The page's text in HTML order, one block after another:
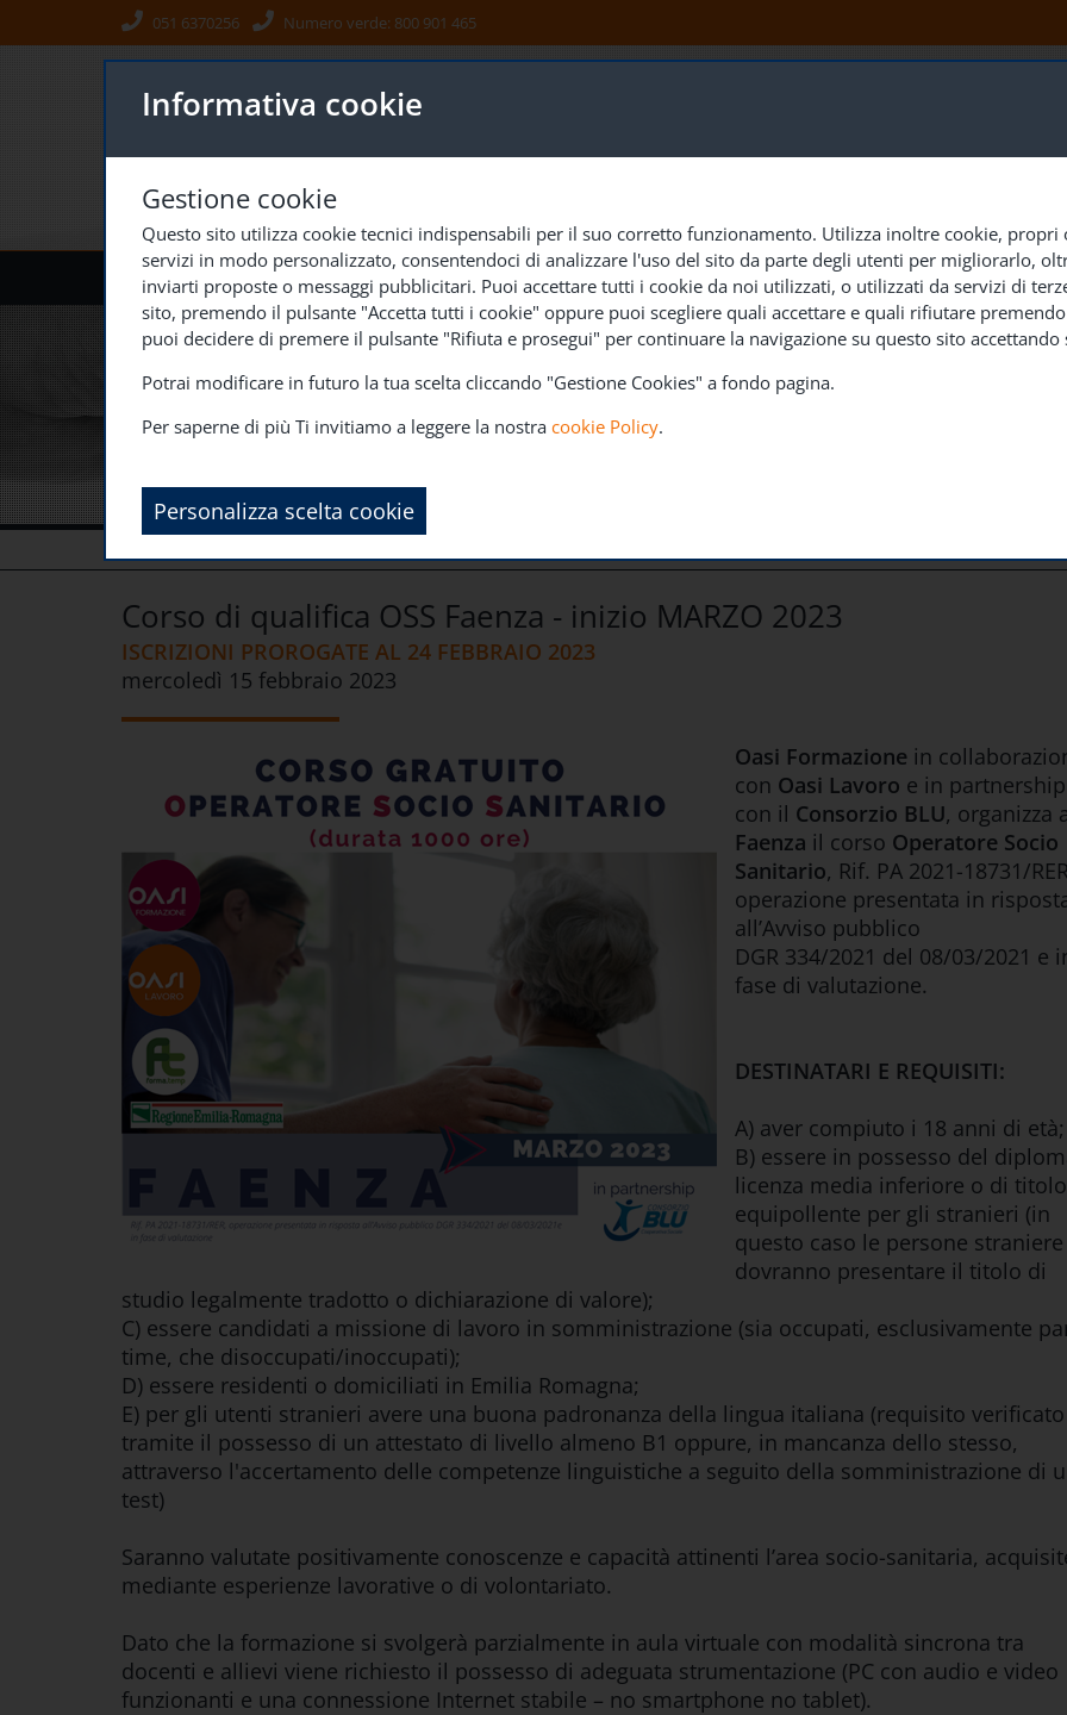
CHI SIAMO IL NETWORK DIVISIONI SPECIALIZZATE LAVORA CON NOI SEDI E CONTATTI
051 6370256 Numero verde: 800 901 465
Corso di qualifica OSS Faenza - inizio MARZO 2023
ISCRIZIONI PROROGATE AL 24 FEBBRAIO 2023
mercoledì 15 febbraio 2023
Oasi Formazione in
con Oasi Lavoro e in partnership
con il Consorzio BLU, organizza
Faenza il corso Operatore Socio
Sanitario, Rif. PA 2021-18731/
operazione presentata in
all’Avviso pubblico
DGR 334/2021 del 08/03/2021 e
fase di valutazione.
DESTINATARI E REQUISITI:
A) aver compiuto i 18 anni di età;
B) essere in possesso del
licenza media inferiore o di titolo
equipollente per gli stranieri (in
questo caso le persone straniere
dovranno presentare il titolo di
studio legalmente tradotto o dichiarazione di valore);
C) essere candidati a missione di lavoro in somministrazione (sia occupati, esclusivamente
time, che disoccupati/inoccupati);
D) essere residenti o domiciliati in Emilia Romagna;
E) per gli utenti stranieri avere una buona padronanza della lingua italiana (requisito verificato
tramite il possesso di un attestato di livello almeno B1 oppure, in mancanza dello stesso,
attraverso l'accertamento delle competenze linguistiche a seguito della somministrazione di
test)
Saranno valutate positivamente conoscenze e capacità attinenti l’area socio-sanitaria,
mediante esperienze lavorative o di volontariato.
Dato che la formazione si svolgerà parzialmente in aula virtuale con modalità sincrona tra
docenti e allievi viene richiesto il possesso di adeguata strumentazione (PC con audio e video
funzionanti e una connessione Internet stabile – no smartphone no tablet).
Informativa cookie
Gestione cookie
Questo sito utilizza cookie tecnici indispensabili per il suo corretto funzionamento. Utilizza inoltre cookie,
servizi in modo personalizzato, consentendoci di analizzare l'uso del sito da parte degli utenti per migliorarlo,
inviarti proposte o messaggi pubblicitari. Puoi accettare tutti i cookie da noi utilizzati, o utilizzati da servizi di
sito, premendo il pulsante "Accetta tutti i cookie" oppure puoi scegliere quali accettare e quali rifiutare
puoi decidere di premere il pulsante "Rifiuta e prosegui" per continuare la navigazione su questo sito
Potrai modificare in futuro la tua scelta cliccando "Gestione Cookies" a fondo pagina.
Per saperne di più Ti invitiamo a leggere la nostra cookie Policy.
Personalizza scelta cookie